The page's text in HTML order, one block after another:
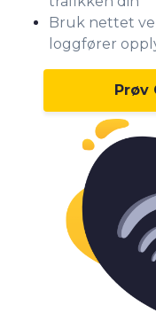
Bruk nettet
loggfører
Prøv